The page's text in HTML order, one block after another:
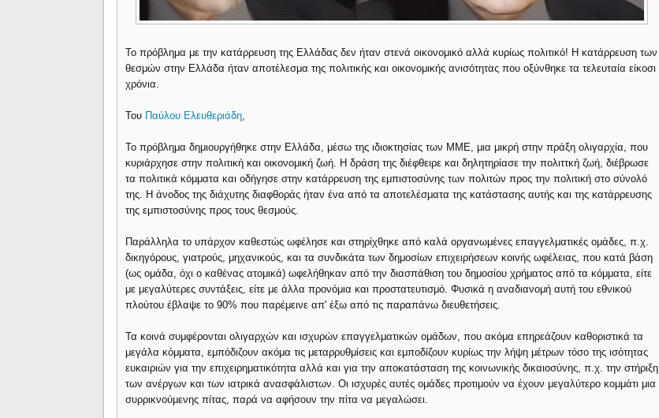
Το πρόβλημα με την κατάρρευση της Ελλάδας δεν ήταν στενά οικονομικό αλλά κυρίως πολιτικό! Η κατάρρευση των
θεσμών στην Ελλάδα ήταν αποτέλεσμα της πολιτικής και οικονομικής ανισότητας που οξύνθηκε τα τελευταία είκοσι
χρόνια.
Του Παύλου Ελευθεριάδη
Το πρόβλημα δημιουργήθηκε στην Ελλάδα, μέσω της ιδιοκτησίας των ΜΜΕ, μια μικρή στην πράξη ολιγαρχία, που
κυριάρχησε στην πολιτική και οικονομική ζωή. Η δράση της διέφθειρε και δηλητηρίασε την πολιττκή ζωή, διέβρωσε
τα πολιτικά κόμματα και οδήγησε στην κατάρρευση της εμπιστοσύνης των πολιτών προς την πολιτική στο σύνολό
της. Η άνοδος της διάχυτης διαφθοράς ήταν ένα από τα αποτελέσματα της κατάστασης αυτής και της κατάρρευσης
της εμπιστοσύνης προς τους θεσμούς.
Παράλληλα το υπάρχον καθεστώς ωφέλησε και στηρίχθηκε από καλά οργανωμένες επαγγελματικές ομάδες, π.χ.
δικηγόρους, γιατρούς, μηχανικούς, και τα συνδικάτα των δημοσίων επιχειρήσεων κοινής ωφέλειας, που κατά βάση
(ως ομάδα, όχι ο καθένας ατομικά) ωφελήθηκαν από την διασπάθιση του δημοσίου χρήματος από τα κόμματα, είτε
με μεγαλύτερες συντάξεις, είτε με άλλα προνόμια και προστατευτισμό. Φυσικά η αναδιανομή αυτή του εθνικού
πλούτου έβλαψε το 90% που παρέμεινε απ' έξω από τις παραπάνω διευθετήσεις.
Τα κοινά συμφέρονται ολιγαρχών και ισχυρών επαγγελματικών ομάδων, που ακόμα επηρεάζουν καθοριστικά τα
μεγάλα κόμματα, εμπόδιζουν ακόμα τις μεταρρυθμίσεις και εμποδίζουν κυρίως την λήψη μέτρων τόσο της ισότητας
ευκαιριών για την επιχειρηματικότητα αλλά και για την αποκατάσταση της κοινωνικής δικαιοσύνης, π.χ. την στήριξη
των ανέργων και των ιατρικά ανασφάλιστων. Οι ισχυρές αυτές ομάδες προτιμούν να έχουν μεγαλύτερο κομμάτι μια
συρρικνούμενης πίτας, παρά να αφήσουν την πίτα να μεγαλώσει.